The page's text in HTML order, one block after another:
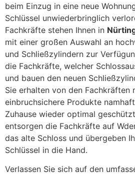
beim Einzug in eine neue
Schlüssel unwiederbringlich
Fachkräfte stehen Ihnen in
mit einer großen Auswahl an
und Schließzylindern zur
die Fachkräfte, welcher
und bauen den neuen
Sie erhalten von den Fachkräften
einbruchsichere Produkte
Zuhause wieder optimal
entsorgen die Fachkräfte auf
das alte Schloss und übergeben
Schlüssel in die Hand.
Verlassen Sie sich auf den